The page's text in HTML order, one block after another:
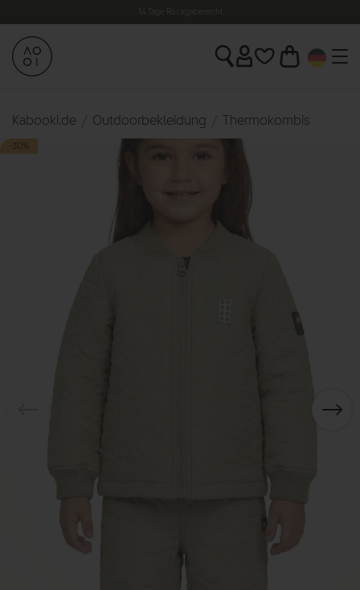
14 Tage Rückgaberecht
Kabooki.de Outdoorbekleidung Thermokombis
-30%